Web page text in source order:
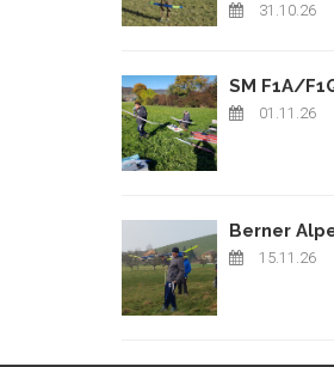
31.10.26
SM F1A/
01.11.26
Berner
15.11.26